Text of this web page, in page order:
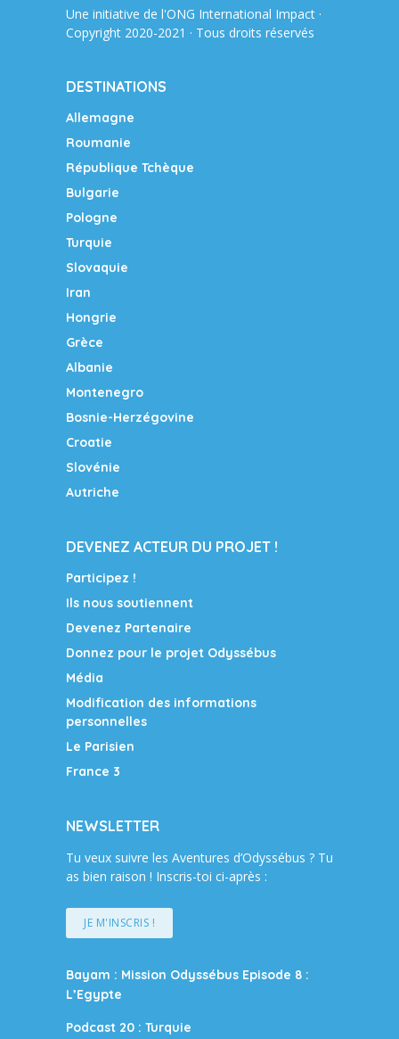
Une initiative de l'ONG International Impact ·
Copyright 2020-2021 · Tous droits réservés
DESTINATIONS
Allemagne
Roumanie
République Tchèque
Bulgarie
Pologne
Turquie
Slovaquie
Iran
Hongrie
Grèce
Albanie
Montenegro
Bosnie-Herzégovine
Croatie
Slovénie
Autriche
DEVENEZ ACTEUR DU PROJET !
Participez !
Ils nous soutiennent
Devenez Partenaire
Donnez pour le projet Odyssébus
Média
Modification des informations
personnelles
Le Parisien
France 3
NEWSLETTER
Tu veux suivre les Aventures d’Odyssébus ? Tu
as bien raison ! Inscris-toi ci-après :
JE M'INSCRIS !
Bayam : Mission Odyssébus Episode 8 :
L’Egypte
Podcast 20 : Turquie